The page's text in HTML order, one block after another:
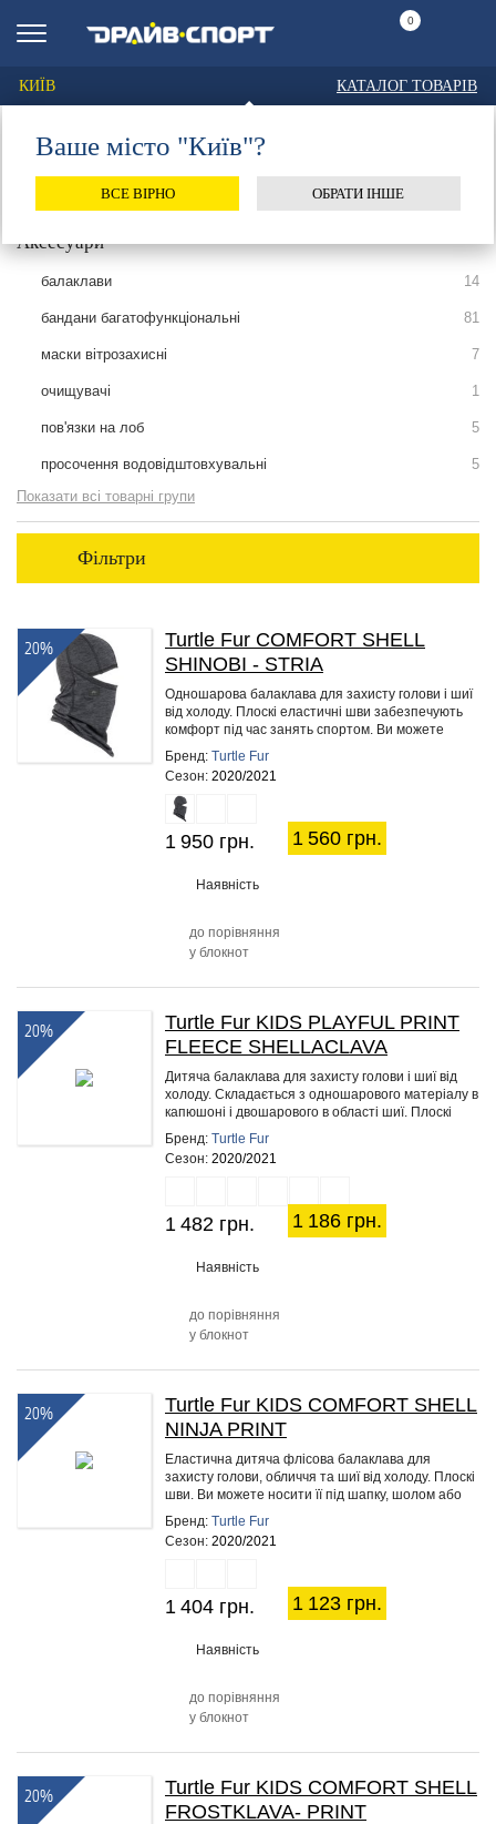
0
КИЇВ КАТАЛОГ ТОВАРІВ
БАЛАКЛАВИ
Головна Каталог Біг Аксесуари
Аксесуари
балаклави 14
бандани багатофункціональні 81
маски вітрозахисні 7
очищувачі 1
пов'язки на лоб 5
просочення водовідштовхувальні
5
Показати всі товарні групи
Фільтри
20%
Turtle Fur COMFORT SHELL
SHINOBI - STRIA
Одношарова балаклава для захисту голови і шиї
від холоду. Плоскі еластичні шви забезпечують
комфорт під час занять спортом. Ви можете
носити її під шапку,…
Бренд: Turtle Fur
Сезон: 2020/2021
1 950 грн. 1 560 грн.
Наявність
до порівняння
у блокнот
20%
Turtle Fur KIDS PLAYFUL PRINT
FLEECE SHELLACLAVA
Дитяча балаклава для захисту голови і шиї від
холоду. Складається з одношарового матеріалу в
капюшоні і двошарового в області шиї. Плоскі
еластичні шви…
Бренд: Turtle Fur
Сезон: 2020/2021
1 482 грн. 1 186 грн.
Наявність
до порівняння
у блокнот
20%
Turtle Fur KIDS COMFORT SHELL
NINJA PRINT
Еластична дитяча флісова балаклава для
захисту голови, обличчя та шиї від холоду. Плоскі
шви. Ви можете носити її під шапку, шолом або
самостійно. Підходить…
Бренд: Turtle Fur
Сезон: 2020/2021
1 404 грн. 1 123 грн.
Наявність
до порівняння
у блокнот
20%
Turtle Fur KIDS COMFORT SHELL
FROSTKLAVA- PRINT
Ваше місто "Київ"?
ВСЕ ВІРНО ОБРАТИ ІНШЕ